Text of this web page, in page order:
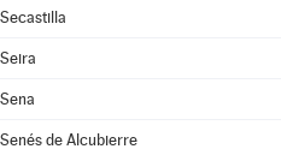
Secastilla
Seira
Sena
Senés de Alcubierre